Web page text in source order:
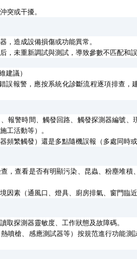
突或干擾。
，造成設備損傷或功能異常。
，未重新調試與測試，導致參數不匹配和誤
建議）
誤報警，應按系統化診斷流程逐項排查，
報警時間、觸發回路、觸發探測器編號、
工活動等）。
頻繁觸發）還是多點隨機誤報（多處同時或
，查看是否有明顯污染、昆蟲、粉塵堆積
因素（通風口、燈具、廚房排氣、窗門臨近
取探測器靈敏度、工作狀態及故障碼。
噴槍、感應測試器等）按規范進行功能測